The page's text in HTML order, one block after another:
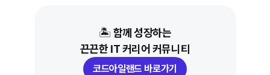
🏝 함께 성장하는
끈끈한 IT 커리어 커뮤니티
코드아일랜드 바로가기